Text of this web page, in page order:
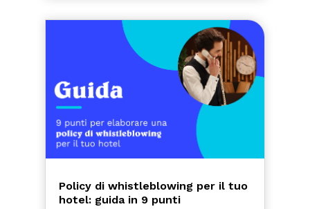
Policy di whistleblowing per il tuo
hotel: guida in 9 punti